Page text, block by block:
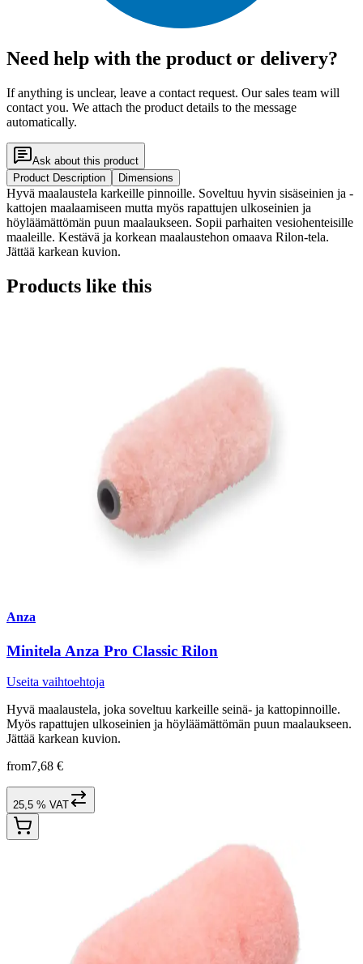
Need help with the product or delivery?
If anything is unclear, leave a contact request. Our sales team will
contact you. We attach the product details to the message
automatically.
Ask about this product
Product Description
Dimensions
Hyvä maalaustela karkeille pinnoille. Soveltuu hyvin sisäseinien ja -
kattojen maalaamiseen mutta myös rapattujen ulkoseinien ja
höyläämättömän puun maalaukseen. Sopii parhaiten vesiohenteisille
maaleille. Kestävä ja korkean maalaustehon omaava Rilon-tela.
Jättää karkean kuvion.
Products like this
Anza
Minitela Anza Pro Classic Rilon
Useita vaihtoehtoja
Hyvä maalaustela, joka soveltuu karkeille seinä- ja kattopinnoille.
Myös rapattujen ulkoseinien ja höyläämättömän puun maalaukseen.
Jättää karkean kuvion.
from7,68 €
25,5 % VAT